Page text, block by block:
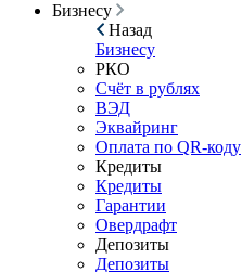
Бизнесу
Назад
Бизнесу
РКО
Счёт в рублях
ВЭД
Эквайринг
Оплата по QR-коду
Кредиты
Кредиты
Гарантии
Овердрафт
Депозиты
Депозиты